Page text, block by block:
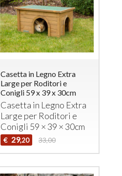
Casetta in Legno Extra
Large per Roditori e
Conigli 59 x 39 x 30cm
Casetta in Legno Extra
Large per Roditori e
Conigli 59 × 39 × 30cm
€ 29,20 33,00